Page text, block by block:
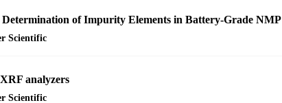
of Impurity Elements in Battery-Grade NMP
Scientific
analyzers
Scientific